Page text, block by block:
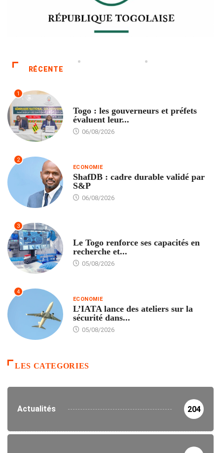
RÉCENTE
1
Togo : les gouverneurs et préfets
évaluent leur...
06/08/2026
2
ECONOMIE
ShafDB : cadre durable validé par
S&P
06/08/2026
3
Le Togo renforce ses capacités en
recherche et...
05/08/2026
4
ECONOMIE
L’IATA lance des ateliers sur la
sécurité dans...
05/08/2026
LES CATEGORIES
Actualités 204